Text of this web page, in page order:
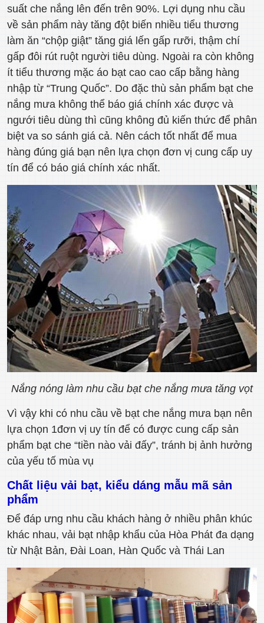
suất che nắng lên đến trên 90%. Lợi dụng nhu cầu
về sản phẩm này tăng đột biến nhiều tiểu thương
làm ăn “chộp giật” tăng giá lến gấp rưỡi, thậm chí
gấp đôi rút ruột người tiêu dùng. Ngoài ra còn không
ít tiểu thương mặc áo bạt cao cao cấp bằng hàng
nhập từ “Trung Quốc”. Do đặc thù sản phẩm bạt che
nắng mưa không thể báo giá chính xác được và
ngưới tiêu dùng thì cũng không đủ kiến thức để phân
biệt va so sánh giá cả. Nên cách tốt nhất để mua
hàng đúng giá bạn nên lựa chọn đơn vị cung cấp uy
tín để có báo giá chính xác nhất.
Nắng nóng làm nhu cầu bạt che nắng mưa tăng vọt
Vì vậy khi có nhu cầu về bạt che nắng mưa bạn nên
lựa chọn 1đơn vị uy tín để có được cung cấp sản
phẩm bạt che “tiền nào vải đấy”, tránh bị ảnh hưởng
của yếu tố mùa vụ
Chất liệu vải bạt, kiểu dáng mẫu mã sản
phẩm
Để đáp ưng nhu cầu khách hàng ở nhiều phân khúc
khác nhau, vải bạt nhập khẩu của Hòa Phát đa dạng
từ Nhật Bản, Đài Loan, Hàn Quốc và Thái Lan